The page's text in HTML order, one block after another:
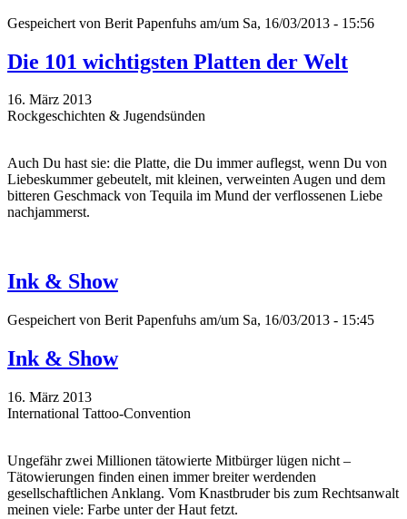
Gespeichert von Berit Papenfuhs am/um Sa, 16/03/2013 - 15:56
Die 101 wichtigsten Platten der Welt
16. März 2013
Rockgeschichten & Jugendsünden
Auch Du hast sie: die Platte, die Du immer auflegst, wenn Du von
Liebeskummer gebeutelt, mit kleinen, verweinten Augen und dem
bitteren Geschmack von Tequila im Mund der verflossenen Liebe
nachjammerst.
Ink & Show
Gespeichert von Berit Papenfuhs am/um Sa, 16/03/2013 - 15:45
Ink & Show
16. März 2013
International Tattoo-Convention
Ungefähr zwei Millionen tätowierte Mitbürger lügen nicht –
Tätowierungen finden einen immer breiter werdenden
gesellschaftlichen Anklang. Vom Knastbruder bis zum Rechtsanwalt
meinen viele: Farbe unter der Haut fetzt.